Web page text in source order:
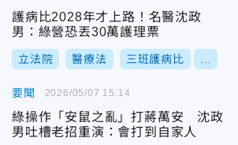
護病比2028年才上路！名醫沈政
男：綠營恐丟30萬護理票
立法院 醫療法 三班護病比
要聞
綠操作「安鼠之亂」打蔣萬安 沈政
男吐槽老招重演：會打到自家人
2026/05/07 15:14